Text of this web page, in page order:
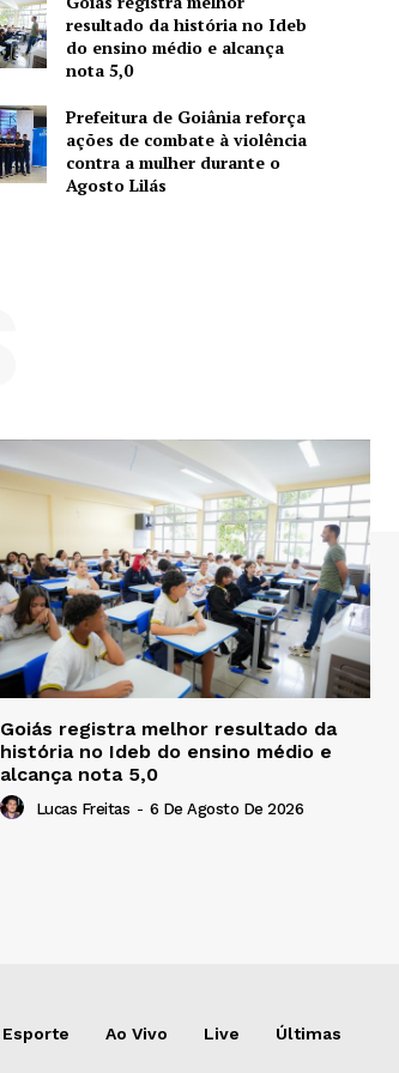
resultado da história no Ideb
do ensino médio e alcança
nota 5,0
Prefeitura de Goiânia reforça
ações de combate à violência
contra a mulher durante o
Agosto Lilás
Goiás registra melhor resultado da
história no Ideb do ensino médio e
alcança nota 5,0
Lucas Freitas - 6 De Agosto De 2026
Esporte Ao Vivo Live Últimas